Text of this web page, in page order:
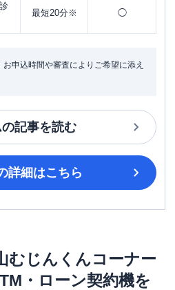
最短20分※ ◯
申込時間や審査によりご希望に添え
の記事を読む
詳細はこちら
むじんくんコーナー
・ローン契約機を